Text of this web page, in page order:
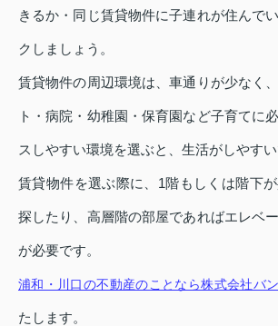
きるか・同じ賃貸物件に子連れが住んで
クしましょう。
賃貸物件の周辺環境は、車通りが少なく
ト・病院・幼稚園・保育園など子育てに
スしやすい環境を選ぶと、生活がしやすい
賃貸物件を選ぶ際に、1階もしくは階下
探したり、高層階の部屋であればエレベ
が必要です。
浦和・川口の不動産のことなら株式会社バ
たします。